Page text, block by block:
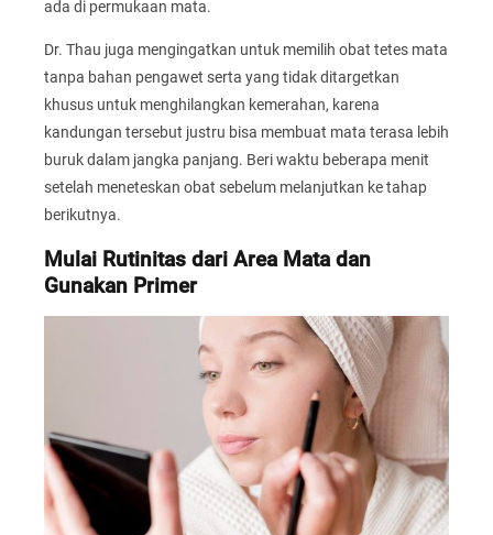
ada di permukaan mata.
Dr. Thau juga mengingatkan untuk memilih obat tetes mata
tanpa bahan pengawet serta yang tidak ditargetkan
khusus untuk menghilangkan kemerahan, karena
kandungan tersebut justru bisa membuat mata terasa lebih
buruk dalam jangka panjang. Beri waktu beberapa menit
setelah meneteskan obat sebelum melanjutkan ke tahap
berikutnya.
Mulai Rutinitas dari Area Mata dan
Gunakan Primer